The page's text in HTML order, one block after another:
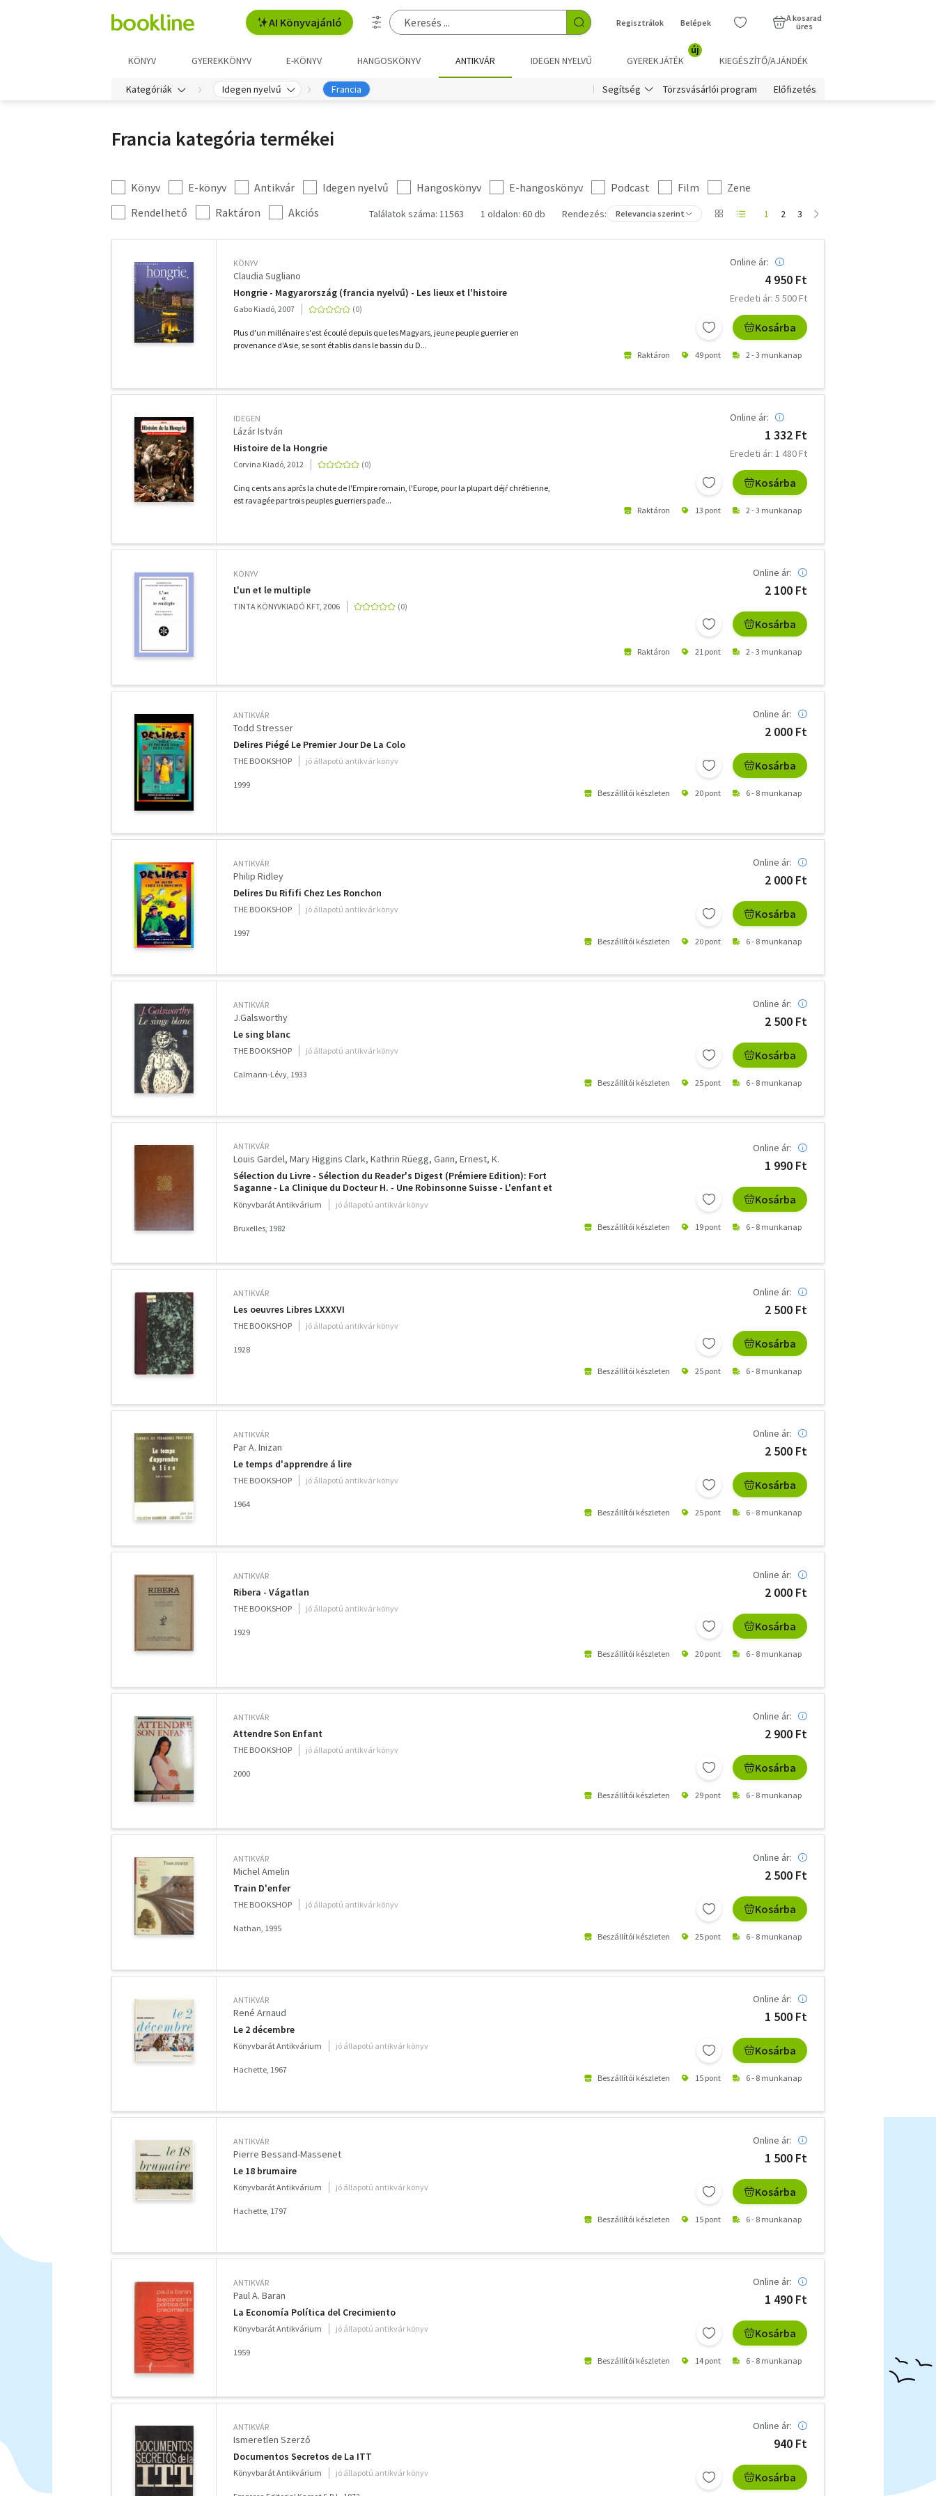
AI Könyvajánló Regisztrálok Belépek
A kosarad
üres
KÖNYV GYEREKKÖNYV E-KÖNYV HANGOSKÖNYV ANTIKVÁR IDEGEN NYELVŰ GYEREKJÁTÉK
új
KIEGÉSZÍTŐ/AJÁNDÉK
Kategóriák Idegen nyelvű Francia Segítség Törzsvásárlói program Előfizetés
Francia kategória termékei
Kategória
szűrés
Könyv E-könyv Antikvár Idegen nyelvű Hangoskönyv E-hangoskönyv Podcast Film
Zene
További
szűrők
Rendelhető Raktáron Akciós Találatok száma: 11563 1 oldalon: 60 db Rendezés: Relevancia szerint 1 2 3
KÖNYV
Claudia Sugliano
Hongrie - Magyarország (francia nyelvű) - Les lieux et l'histoire
Gabo Kiadó, 2007
Plus d'un millénaire s'est écoulé depuis que les Magyars, jeune peuple guerrier en
provenance d'Asie, se sont établis dans le bassin du D...
Online ár:
4 950 Ft
Eredeti ár: 5 500 Ft
Kosárba
Raktáron 49 pont 2 - 3 munkanap
IDEGEN
Lázár István
Histoire de la Hongrie
Corvina Kiadó, 2012
Cinq cents ans aprčs la chute de l'Empire romain, l'Europe, pour la plupart déjŕ chrétienne,
est ravagée par trois peuples guerriers paďe...
Online ár:
1 332 Ft
Eredeti ár: 1 480 Ft
Kosárba
Raktáron 13 pont 2 - 3 munkanap
KÖNYV
L'un et le multiple
TINTA KÖNYVKIADÓ KFT, 2006
Online ár:
2 100 Ft
Kosárba
Raktáron 21 pont 2 - 3 munkanap
ANTIKVÁR
Todd Stresser
Delires Piégé Le Premier Jour De La Colo
THE BOOKSHOP jó állapotú antikvár könyv
1999
Online ár:
2 000 Ft
Kosárba
Beszállítói készleten 20 pont 6 - 8 munkanap
ANTIKVÁR
Philip Ridley
Delires Du Rififi Chez Les Ronchon
THE BOOKSHOP jó állapotú antikvár könyv
1997
Online ár:
2 000 Ft
Kosárba
Beszállítói készleten 20 pont 6 - 8 munkanap
ANTIKVÁR
J.Galsworthy
Le sing blanc
THE BOOKSHOP jó állapotú antikvár könyv
Calmann-Lévy, 1933
Online ár:
2 500 Ft
Kosárba
Beszállítói készleten 25 pont 6 - 8 munkanap
ANTIKVÁR
Louis Gardel Mary Higgins Clark Kathrin Rüegg Gann, Ernest, K.
Sélection du Livre - Sélection du Reader's Digest (Prémiere Edition): Fort
Saganne - La Clinique du Docteur H. - Une Robinsonne Suisse - L'enfant et
L'aviateur
Könyvbarát Antikvárium jó állapotú antikvár könyv
Bruxelles, 1982
Online ár:
1 990 Ft
Kosárba
Beszállítói készleten 19 pont 6 - 8 munkanap
ANTIKVÁR
Les oeuvres Libres LXXXVI
THE BOOKSHOP jó állapotú antikvár könyv
1928
Online ár:
2 500 Ft
Kosárba
Beszállítói készleten 25 pont 6 - 8 munkanap
ANTIKVÁR
Par A. Inizan
Le temps d'apprendre á lire
THE BOOKSHOP jó állapotú antikvár könyv
1964
Online ár:
2 500 Ft
Kosárba
Beszállítói készleten 25 pont 6 - 8 munkanap
ANTIKVÁR
Ribera - Vágatlan
THE BOOKSHOP jó állapotú antikvár könyv
1929
Online ár:
2 000 Ft
Kosárba
Beszállítói készleten 20 pont 6 - 8 munkanap
ANTIKVÁR
Attendre Son Enfant
THE BOOKSHOP jó állapotú antikvár könyv
2000
Online ár:
2 900 Ft
Kosárba
Beszállítói készleten 29 pont 6 - 8 munkanap
ANTIKVÁR
Michel Amelin
Train D'enfer
THE BOOKSHOP jó állapotú antikvár könyv
Nathan, 1995
Online ár:
2 500 Ft
Kosárba
Beszállítói készleten 25 pont 6 - 8 munkanap
ANTIKVÁR
René Arnaud
Le 2 décembre
Könyvbarát Antikvárium jó állapotú antikvár könyv
Hachette, 1967
Online ár:
1 500 Ft
Kosárba
Beszállítói készleten 15 pont 6 - 8 munkanap
ANTIKVÁR
Pierre Bessand-Massenet
Le 18 brumaire
Könyvbarát Antikvárium jó állapotú antikvár könyv
Hachette, 1797
Online ár:
1 500 Ft
Kosárba
Beszállítói készleten 15 pont 6 - 8 munkanap
ANTIKVÁR
Paul A. Baran
La Economía Política del Crecimiento
Könyvbarát Antikvárium jó állapotú antikvár könyv
1959
Online ár:
1 490 Ft
Kosárba
Beszállítói készleten 14 pont 6 - 8 munkanap
ANTIKVÁR
Ismeretlen Szerző
Documentos Secretos de La ITT
Könyvbarát Antikvárium jó állapotú antikvár könyv
Online ár:
940 Ft
Kosárba